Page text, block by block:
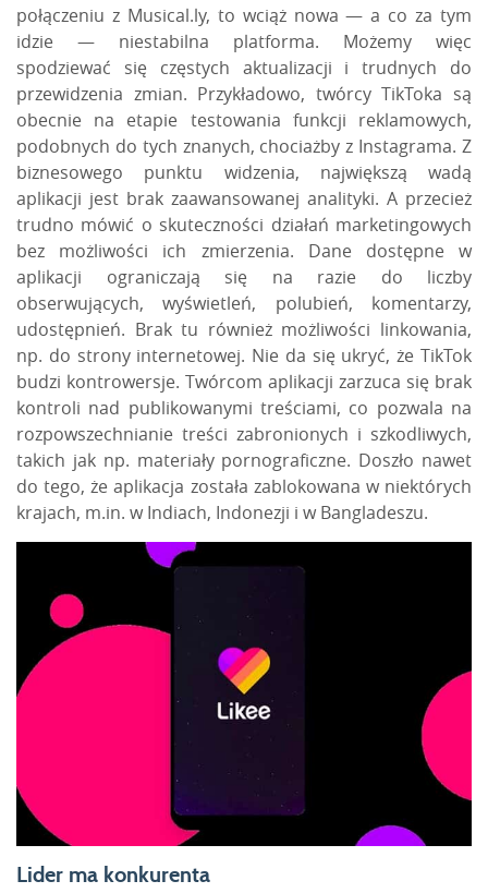
połączeniu z Musical.ly, to wciąż nowa — a co za tym
idzie — niestabilna platforma. Możemy więc
spodziewać się częstych aktualizacji i trudnych do
przewidzenia zmian. Przykładowo, twórcy TikToka są
obecnie na etapie testowania funkcji reklamowych,
podobnych do tych znanych, chociażby z Instagrama. Z
biznesowego punktu widzenia, największą wadą
aplikacji jest brak zaawansowanej analityki. A przecież
trudno mówić o skuteczności działań marketingowych
bez możliwości ich zmierzenia. Dane dostępne w
aplikacji ograniczają się na razie do liczby
obserwujących, wyświetleń, polubień, komentarzy,
udostępnień. Brak tu również możliwości linkowania,
np. do strony internetowej. Nie da się ukryć, że TikTok
budzi kontrowersje. Twórcom aplikacji zarzuca się brak
kontroli nad publikowanymi treściami, co pozwala na
rozpowszechnianie treści zabronionych i szkodliwych,
takich jak np. materiały pornograficzne. Doszło nawet
do tego, że aplikacja została zablokowana w niektórych
krajach, m.in. w Indiach, Indonezji i w Bangladeszu.
Lider ma konkurenta